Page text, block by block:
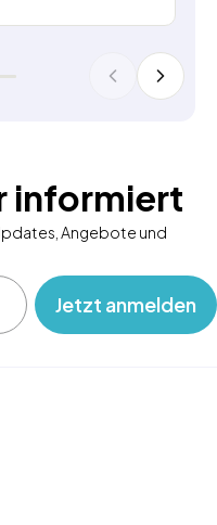
informiert
Angebote und
‎ ‎ ‎ Jetzt anmelden‎ ‎ ‎ ‎